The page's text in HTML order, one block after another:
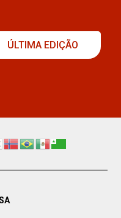
ÚLTIMA EDIÇÃO